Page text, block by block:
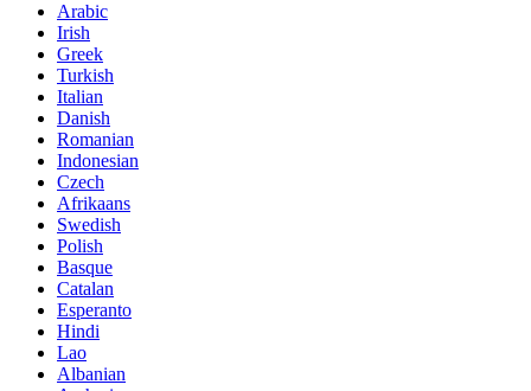
Arabic
Irish
Greek
Turkish
Italian
Danish
Romanian
Indonesian
Czech
Afrikaans
Swedish
Polish
Basque
Catalan
Esperanto
Hindi
Lao
Albanian